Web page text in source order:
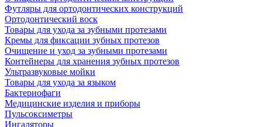
Футляры для ортодонтических конструкций
Ортодонтический воск
Товары для ухода за зубными протезами
Кремы для фиксации зубных протезов
Очищение и уход за зубными протезами
Контейнеры для хранения зубных протезов
Ультразвуковые мойки
Товары для ухода за языком
Бактериофаги
Медицинские изделия и приборы
Пульсоксиметры
Ингаляторы